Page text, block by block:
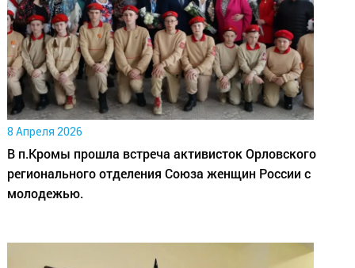
8 Апреля 2026
В п.Кромы прошла встреча активисток Орловского
регионального отделения Союза женщин России с
молодежью.